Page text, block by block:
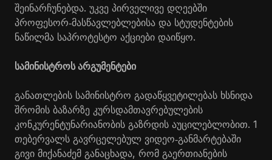
შეინარჩუნებდა. უკვე პირველივე დღეებში
პროფესორ‑მასწავლებლებისა და სტუდენტების
ნაწილმა საპროტესტო აქციები დაიწყო.
სამინისტროს არგუმენტები
განათლების სამინისტრო გადაწყვეტილებას ხსნიდა
შრომის ბაზარზე კურსდამთავრებულების
კონკურენტუნარიანობის გაზრდის აუცილებლობით. 1
თებერვალს გავრცელებულ ვიდეო‑განმარტებაში
გივი მიქანაძემ განაცხადა, რომ გაერთიანების